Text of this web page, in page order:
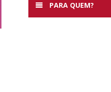
PARA QUEM?